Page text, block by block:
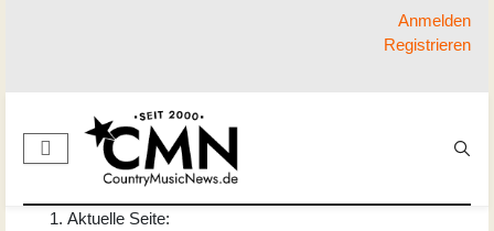
Anmelden
Registrieren
Aktuelle Seite: